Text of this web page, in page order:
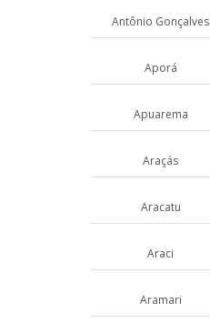
Antônio Gonçalves
Aporá
Apuarema
Araçás
Aracatu
Araci
Aramari